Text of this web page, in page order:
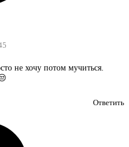
не хочу потом мучиться.
Ответить